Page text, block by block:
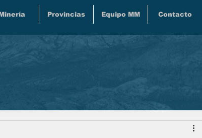
Provincias Equipo MM Contacto